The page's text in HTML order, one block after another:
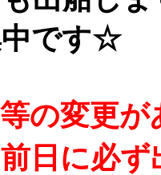
です☆
の変更
日に必ず